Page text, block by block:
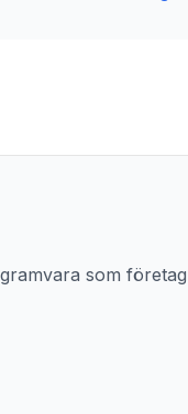
som företag